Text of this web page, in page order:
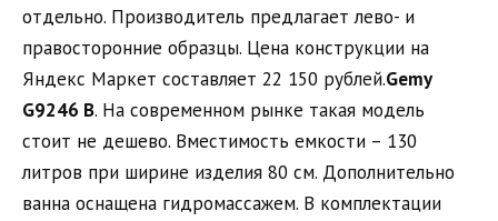
отдельно. Производитель предлагает лево- и
правосторонние образцы. Цена конструкции на
Яндекс Маркет составляет 22 150 рублей.Gemy
G9246 B. На современном рынке такая модель
стоит не дешево. Вместимость емкости – 130
литров при ширине изделия 80 см. Дополнительно
ванна оснащена гидромассажем. В комплектации